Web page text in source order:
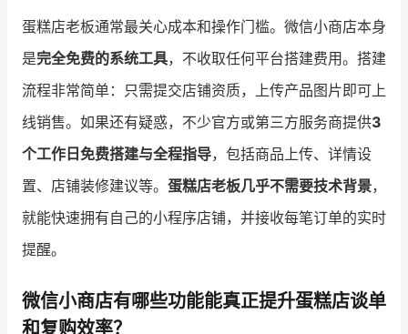
蛋糕店老板通常最关心成本和操作门槛。微信小商店本身
是完全免费的系统工具，不收取任何平台搭建费用。搭建
流程非常简单：只需提交店铺资质，上传产品图片即可上
线销售。如果还有疑惑，不少官方或第三方服务商提供3
个工作日免费搭建与全程指导，包括商品上传、详情设
置、店铺装修建议等。 蛋糕店老板几乎不需要技术背景，
就能快速拥有自己的小程序店铺，并接收每笔订单的实时
提醒。
微信小商店有哪些功能能真正提升蛋糕店谈单
和复购效率？